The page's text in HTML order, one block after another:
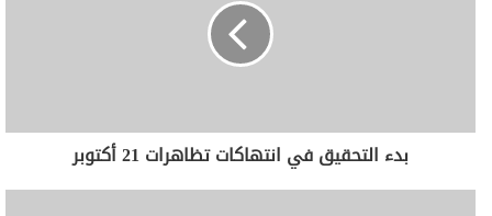
بدء التحقيق في انتهاكات تظاهرات 21 أكتوبر